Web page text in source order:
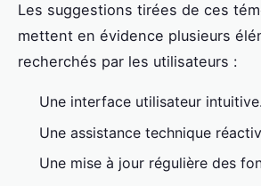
Les suggestions tirées de ces
mettent en évidence plusieurs
recherchés par les utilisateurs :
Une interface utilisateur intuitive.
Une assistance technique
Une mise à jour régulière des